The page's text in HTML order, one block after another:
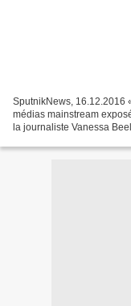
SputnikNews, 16.12.2016
médias mainstream
la journaliste Vanessa